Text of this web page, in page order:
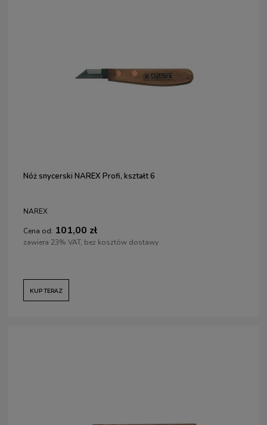
Nóż snycerski NAREX Profi, kształt 6
NAREX
Cena od: 101,00 zł
zawiera 23% VAT, bez kosztów dostawy
KUP TERAZ